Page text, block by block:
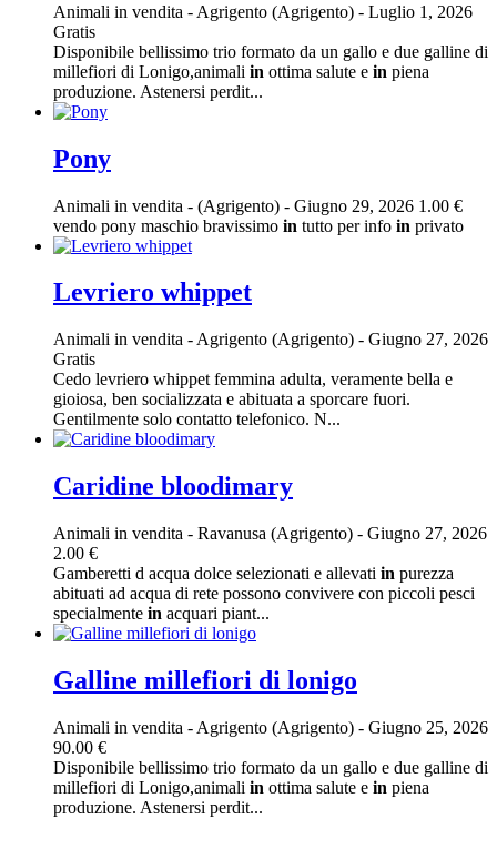
Animali in vendita - Agrigento (Agrigento) - Luglio 1, 2026
Gratis
Disponibile bellissimo trio formato da un gallo e due galline di
millefiori di Lonigo,animali in ottima salute e in piena
produzione. Astenersi perdit...
Pony
Animali in vendita - (Agrigento) - Giugno 29, 2026 1.00 €
vendo pony maschio bravissimo in tutto per info in privato
Levriero whippet
Animali in vendita - Agrigento (Agrigento) - Giugno 27, 2026
Gratis
Cedo levriero whippet femmina adulta, veramente bella e
gioiosa, ben socializzata e abituata a sporcare fuori.
Gentilmente solo contatto telefonico. N...
Caridine bloodimary
Animali in vendita - Ravanusa (Agrigento) - Giugno 27, 2026
2.00 €
Gamberetti d acqua dolce selezionati e allevati in purezza
abituati ad acqua di rete possono convivere con piccoli pesci
specialmente in acquari piant...
Galline millefiori di lonigo
Animali in vendita - Agrigento (Agrigento) - Giugno 25, 2026
90.00 €
Disponibile bellissimo trio formato da un gallo e due galline di
millefiori di Lonigo,animali in ottima salute e in piena
produzione. Astenersi perdit...